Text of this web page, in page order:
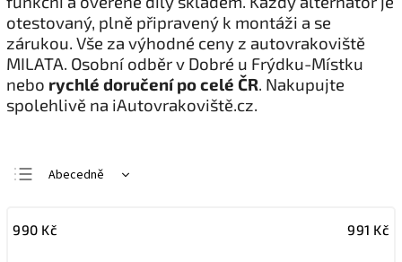
otestovaný, plně připravený k montáži a se
zárukou. Vše za výhodné ceny z autovrakoviště
MILATA. Osobní odběr v Dobré u Frýdku-Místku
nebo rychlé doručení po celé ČR. Nakupujte
spolehlivě na iAutovrakoviště.cz.
Abecedně
Nejdražší
990 Kč 991 Kč